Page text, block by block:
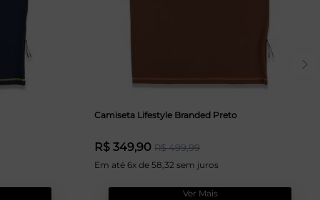
Camiseta Lifestyle Branded Preto
R$ 349,90 R$ 499,99
Em até 6x de 58,32 sem juros
Ver Mais